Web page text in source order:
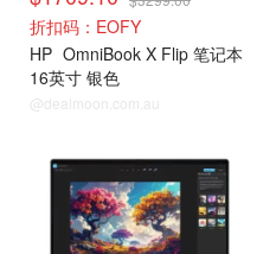
折扣码：EOFY
HP OmniBook X Flip 笔记本
16英寸 银色
@dealmoon.com.au